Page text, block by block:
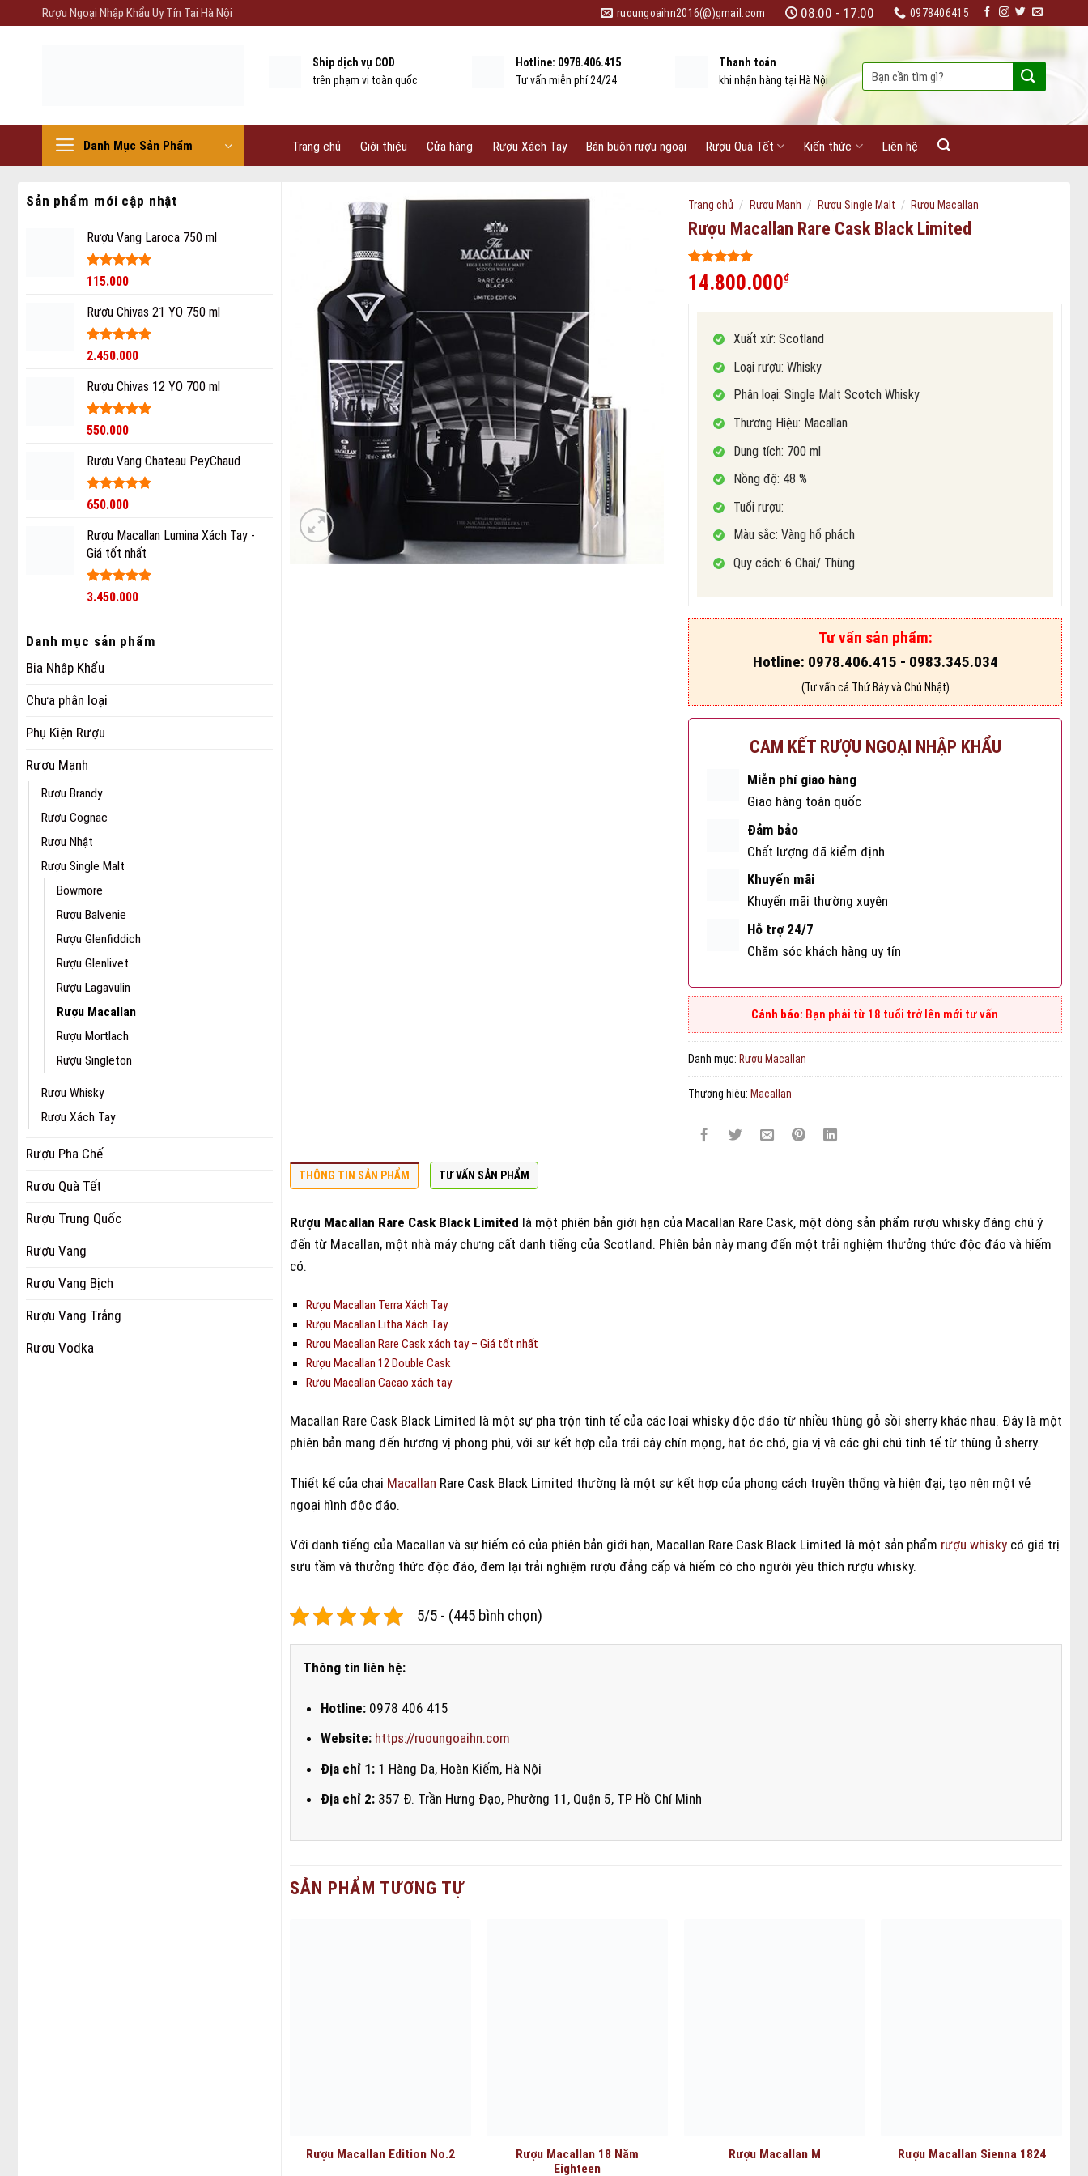
Rượu Ngoại Nhập Khẩu Uy Tín Tại Hà Nội ruoungoaihn2016(@)gmail.com 08:00 - 17:00 0978406415
Ship dịch vụ COD
trên phạm vi toàn quốc
Hotline: 0978.406.415
Tư vấn miễn phí 24/24
Thanh toán
khi nhận hàng tại Hà Nội
Tìm
kiếm:
Danh Mục Sản Phẩm Trang chủ Giới thiệu Cửa hàng Rượu Xách Tay Bán buôn rượu ngoại Rượu Quà Tết Kiến thức Liên hệ
Sản phẩm mới cập nhật
Rượu Vang Laroca 750 ml
Được xếp
sao
115.000
Rượu Chivas 21 YO 750 ml
Được xếp
sao
2.450.000
Rượu Chivas 12 YO 700 ml
Được xếp
sao
550.000
Rượu Vang Chateau PeyChaud
Được xếp
sao
650.000
Rượu Macallan Lumina Xách Tay -
Giá tốt nhất
Được xếp
3.450.000
Danh mục sản phẩm
Bia Nhập Khẩu
Chưa phân loại
Phụ Kiện Rượu
Rượu Mạnh
Rượu Brandy
Rượu Cognac
Rượu Nhật
Rượu Single Malt
Bowmore
Rượu Balvenie
Rượu Glenfiddich
Rượu Glenlivet
Rượu Lagavulin
Rượu Macallan
Rượu Mortlach
Rượu Singleton
Rượu Whisky
Rượu Xách Tay
Rượu Pha Chế
Rượu Quà Tết
Rượu Trung Quốc
Rượu Vang
Rượu Vang Bịch
Rượu Vang Trắng
Rượu Vodka
Trang chủ / Rượu Mạnh / Rượu Single Malt / Rượu Macallan
Rượu Macallan Rare Cask Black Limited
5trên 5
dựa trên
445
14.800.000₫
Xuất xứ: Scotland
Loại rượu: Whisky
Phân loại: Single Malt Scotch Whisky
Thương Hiệu: Macallan
Dung tích: 700 ml
Nồng độ: 48 %
Tuổi rượu:
Màu sắc: Vàng hổ phách
Quy cách: 6 Chai/ Thùng
Tư vấn sản phẩm:
Hotline: 0978.406.415 - 0983.345.034
(Tư vấn cả Thứ Bảy và Chủ Nhật)
CAM KẾT RƯỢU NGOẠI NHẬP KHẨU
Miễn phí giao hàng
Giao hàng toàn quốc
Đảm bảo
Chất lượng đã kiểm định
Khuyến mãi
Khuyến mãi thường xuyên
Hỗ trợ 24/7
Chăm sóc khách hàng uy tín
Bạn phải từ 18 tuổi trở lên mới tư vấn
Danh mục: Rượu Macallan
Thương hiệu: Macallan
THÔNG TIN SẢN PHẨM TƯ VẤN SẢN PHẨM
Rượu Macallan Rare Cask Black Limited là một phiên bản giới hạn của Macallan Rare Cask, một dòng sản phẩm rượu whisky đáng chú ý
đến từ Macallan, một nhà máy chưng cất danh tiếng của Scotland. Phiên bản này mang đến một trải nghiệm thưởng thức độc đáo và hiếm
có.
Rượu Macallan Terra Xách Tay
Rượu Macallan Litha Xách Tay
Rượu Macallan Rare Cask xách tay – Giá tốt nhất
Rượu Macallan 12 Double Cask
Rượu Macallan Cacao xách tay
Macallan Rare Cask Black Limited là một sự pha trộn tinh tế của các loại whisky độc đáo từ nhiều thùng gỗ sồi sherry khác nhau. Đây là một
phiên bản mang đến hương vị phong phú, với sự kết hợp của trái cây chín mọng, hạt óc chó, gia vị và các ghi chú tinh tế từ thùng ủ sherry.
Thiết kế của chai Macallan Rare Cask Black Limited thường là một sự kết hợp của phong cách truyền thống và hiện đại, tạo nên một vẻ
ngoại hình độc đáo.
Với danh tiếng của Macallan và sự hiếm có của phiên bản giới hạn, Macallan Rare Cask Black Limited là một sản phẩm rượu whisky có giá trị
sưu tầm và thưởng thức độc đáo, đem lại trải nghiệm rượu đẳng cấp và hiếm có cho người yêu thích rượu whisky.
5/5 - (445 bình chọn)
Thông tin liên hệ:
Hotline: 0978 406 415
Website: https://ruoungoaihn.com
Địa chỉ 1: 1 Hàng Da, Hoàn Kiếm, Hà Nội
Địa chỉ 2: 357 Đ. Trần Hưng Đạo, Phường 11, Quận 5, TP Hồ Chí Minh
SẢN PHẨM TƯƠNG TỰ
Rượu Macallan Edition No.2
Rượu Macallan 18 Năm
Eighteen
Rượu Macallan M Rượu Macallan Sienna 1824